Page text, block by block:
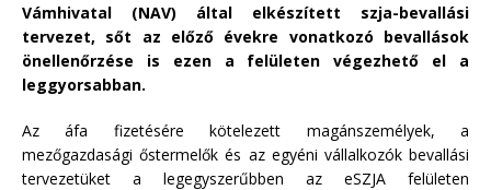
Vámhivatal (NAV) által elkészített szja-bevallási
tervezet, sőt az előző évekre vonatkozó bevallások
önellenőrzése is ezen a felületen végezhető el a
leggyorsabban.
Az áfa fizetésére kötelezett magánszemélyek, a
mezőgazdasági őstermelők és az egyéni vállalkozók bevallási
tervezetüket a legegyszerűbben az eSZJA felületen